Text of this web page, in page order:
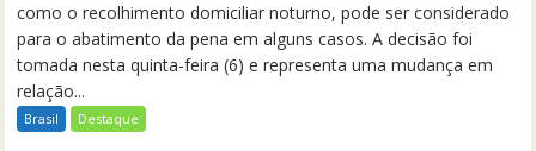
como o recolhimento domiciliar noturno, pode ser considerado
para o abatimento da pena em alguns casos. A decisão foi
tomada nesta quinta-feira (6) e representa uma mudança em
relação...
Brasil Destaque